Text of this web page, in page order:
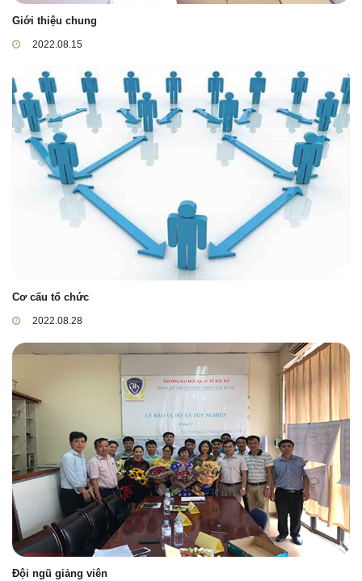
Giới thiệu chung
2022.08.15
Cơ cấu tổ chức
2022.08.28
Đội ngũ giảng viên